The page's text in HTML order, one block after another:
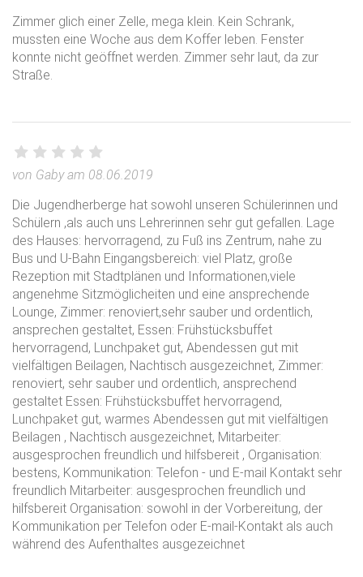
Zimmer glich einer Zelle, mega klein. Kein Schrank,
mussten eine Woche aus dem Koffer leben. Fenster
konnte nicht geöffnet werden. Zimmer sehr laut, da zur
Straße.
von Gaby am 08.06.2019
Die Jugendherberge hat sowohl unseren Schülerinnen und
Schülern ,als auch uns Lehrerinnen sehr gut gefallen. Lage
des Hauses: hervorragend, zu Fuß ins Zentrum, nahe zu
Bus und U-Bahn Eingangsbereich: viel Platz, große
Rezeption mit Stadtplänen und Informationen,viele
angenehme Sitzmöglicheiten und eine ansprechende
Lounge, Zimmer: renoviert,sehr sauber und ordentlich,
ansprechen gestaltet, Essen: Frühstücksbuffet
hervorragend, Lunchpaket gut, Abendessen gut mit
vielfältigen Beilagen, Nachtisch ausgezeichnet, Zimmer:
renoviert, sehr sauber und ordentlich, ansprechend
gestaltet Essen: Frühstücksbuffet hervorragend,
Lunchpaket gut, warmes Abendessen gut mit vielfältigen
Beilagen , Nachtisch ausgezeichnet, Mitarbeiter:
ausgesprochen freundlich und hilfsbereit , Organisation:
bestens, Kommunikation: Telefon - und E-mail Kontakt sehr
freundlich Mitarbeiter: ausgesprochen freundlich und
hilfsbereit Organisation: sowohl in der Vorbereitung, der
Kommunikation per Telefon oder E-mail-Kontakt als auch
während des Aufenthaltes ausgezeichnet